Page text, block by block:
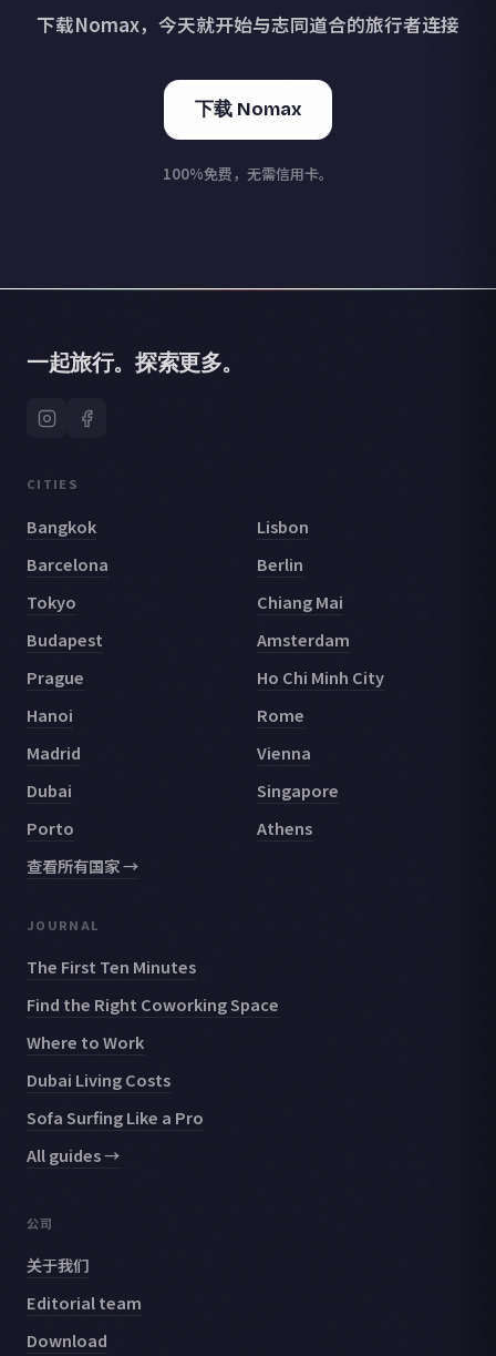
下载Nomax，今天就开始与志同道合的旅行者连接
下载 Nomax
100%免费，无需信用卡。
一起旅行。探索更多。
CITIES
Bangkok
Lisbon
Barcelona
Berlin
Tokyo
Chiang Mai
Budapest
Amsterdam
Prague
Ho Chi Minh City
Hanoi
Rome
Madrid
Vienna
Dubai
Singapore
Porto
Athens
查看所有国家 →
JOURNAL
The First Ten Minutes
Find the Right Coworking Space
Where to Work
Dubai Living Costs
Sofa Surfing Like a Pro
All guides →
公司
关于我们
Editorial team
Download